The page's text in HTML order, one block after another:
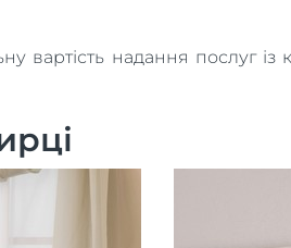
надання послуг із